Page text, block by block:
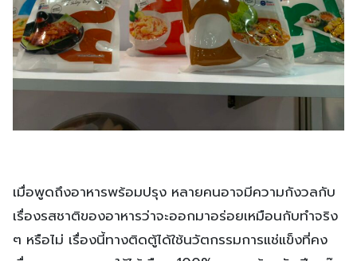
เมื่อพูดถึงอาหารพร้อมปรุง หลายคนอาจมีความกังวลกับ
เรื่องรสชาติของอาหารว่าจะออกมาอร่อยเหมือนกับทำจริง
ๆ หรือไม่ เรื่องนี้ทางติดตู้ได้ใช้นวัตกรรมการแช่แข็งที่คง